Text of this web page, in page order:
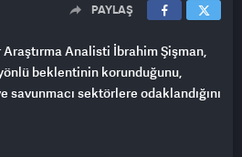
PAYLAŞ
Analisti İbrahim Şişman,
beklentinin korunduğunu,
savunmacı sektörlere odaklandığını